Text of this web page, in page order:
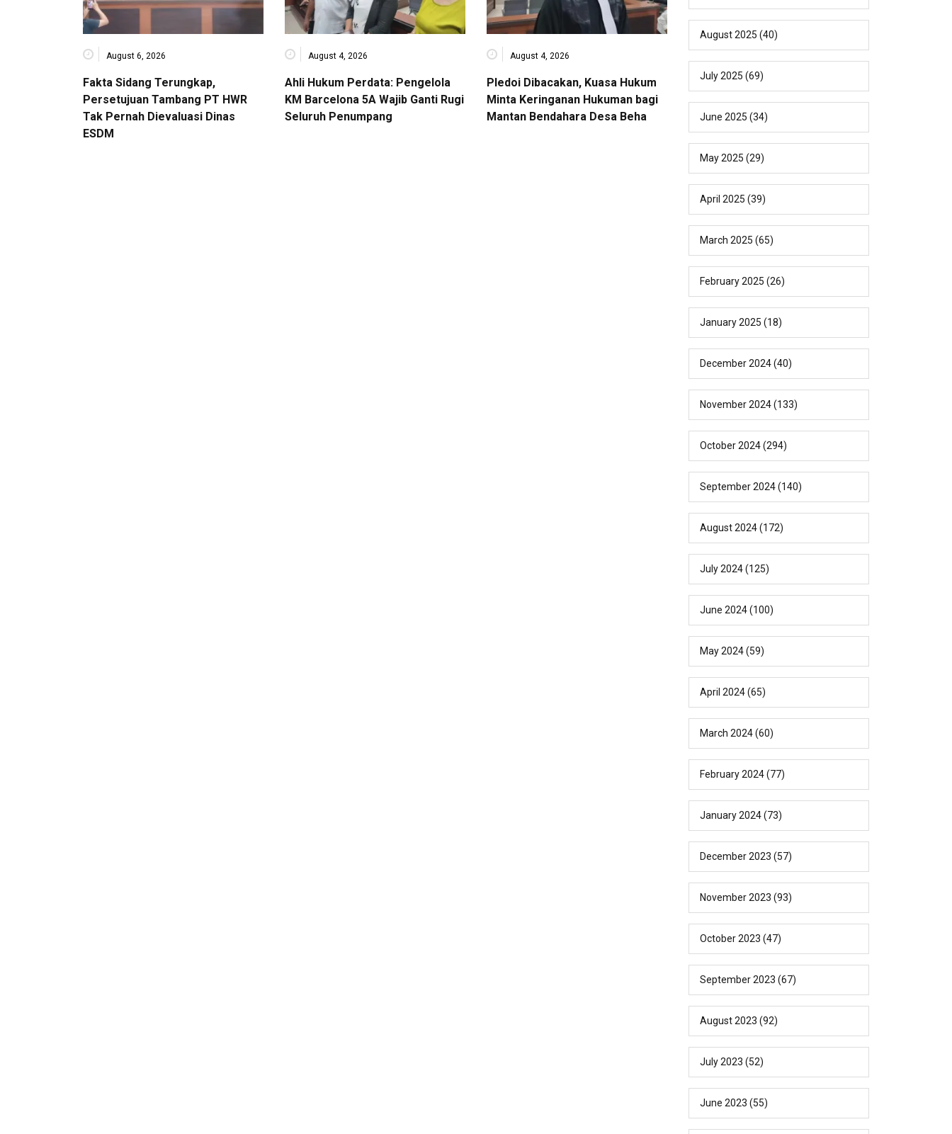
August 6, 2026
Fakta Sidang Terungkap,
Persetujuan Tambang PT HWR
Tak Pernah Dievaluasi Dinas
ESDM
August 4, 2026
Ahli Hukum Perdata: Pengelola
KM Barcelona 5A Wajib Ganti Rugi
Seluruh Penumpang
August 4, 2026
Pledoi Dibacakan, Kuasa Hukum
Minta Keringanan Hukuman bagi
Mantan Bendahara Desa Beha
August 2025 (40)
July 2025 (69)
June 2025 (34)
May 2025 (29)
April 2025 (39)
March 2025 (65)
February 2025 (26)
January 2025 (18)
December 2024(40)
November 2024(133)
October 2024(294)
September 2024(140)
August 2024(172)
July 2024(125)
June 2024(100)
May 2024(59)
April 2024(65)
March 2024(60)
February 2024(77)
January 2024(73)
December 2023 (57)
November 2023 (93)
October 2023 (47)
September 2023 (67)
August 2023 (92)
July 2023 (52)
June 2023 (55)